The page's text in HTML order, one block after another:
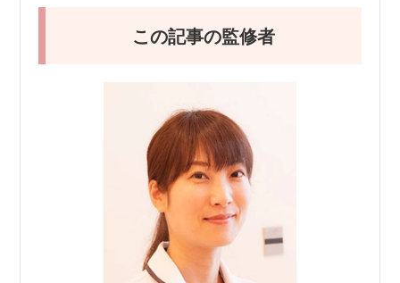
この記事の監修者